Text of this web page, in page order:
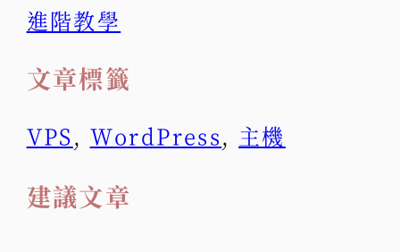
進階教學
文章標籤
VPS, WordPress, 主機
建議文章